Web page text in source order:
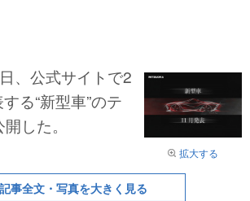
拡大する
、公式サイトで2
る“新型車”のテ
した。
記事全文・写真を大きく見る